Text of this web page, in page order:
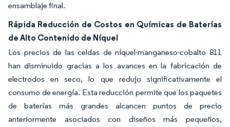
ensamblaje final.
Rápida Reducción de Costos en Químicas de Baterías
de Alto Contenido de Níquel
Los precios de las celdas de níquel-manganeso-cobalto 811
han disminuido gracias a los avances en la fabricación de
electrodos en seco, lo que redujo significativamente el
consumo de energía. Esta reducción permite que los paquetes
de baterías más grandes alcancen puntos de precio
anteriormente asociados con diseños más pequeños,